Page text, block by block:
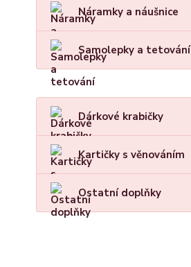
Náramky a náušnice
Samolepky a tetování
Dárkové krabičky
Kartičky s věnováním
Ostatní doplňky